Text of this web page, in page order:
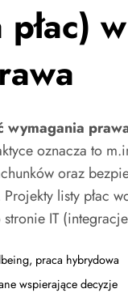
wymagania
oznacza to
oraz
listy płac
IT
praca hybrydowa
wspierające decyzje